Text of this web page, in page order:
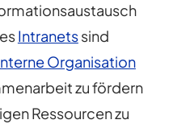
Intranetssind
Organisation
zu fördern
Ressourcen zu